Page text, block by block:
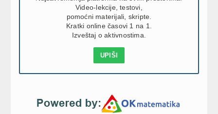
Video-lekcije, testovi,
pomoćni materijali, skripte.
Kratki online časovi 1 na 1.
Izveštaj o aktivnostima.
UPIŠI